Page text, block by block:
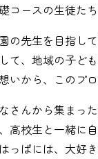
コースの生徒た
の先生を目指し
て、地域の子ど
いから、このプ
さんから集まっ
高校生と一緒に
っぱには、大好